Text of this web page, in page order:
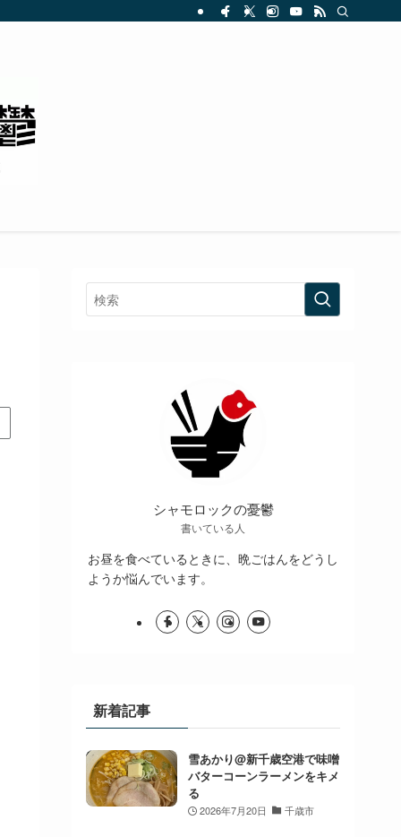
シャモロックの憂鬱
書いている人
お昼を食べているときに、晩ごはんをどうし
ようか悩んでいます。
新着記事
雪あかり@新千歳空港で味噌
バターコーンラーメンをキメ
る
2026年7月20日 千歳市